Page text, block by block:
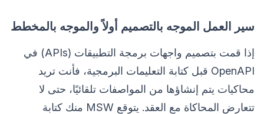
سير العمل الموجه بالتصميم أولاً والموجه بالمخطط
إذا قمت بتصميم واجهات برمجة التطبيقات (APIs) في
OpenAPI قبل كتابة التعليمات البرمجية، فأنت تريد
محاكيات يتم إنشاؤها من المواصفات تلقائيًا، حتى لا
تتعارض المحاكاة مع العقد. يتوقع MSW منك كتابة